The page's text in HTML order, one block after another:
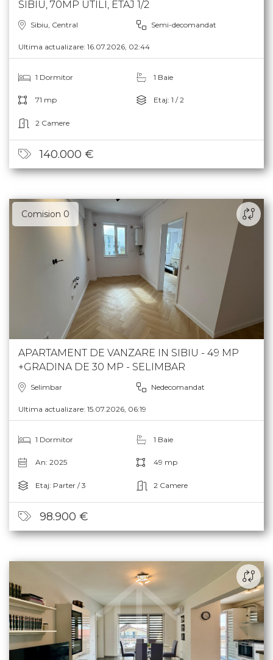
SIBIU, 70MP UTILI, ETAJ 1/2
Sibiu, Central Semi-decomandat
Ultima actualizare: 16.07.2026, 02:44
1 Dormitor 1 Baie
71 mp Etaj: 1 / 2
2 Camere
140.000 €
APARTAMENT DE VANZARE IN SIBIU - 49 MP
+GRADINA DE 30 MP - SELIMBAR
Selimbar Nedecomandat
Ultima actualizare: 15.07.2026, 06:19
1 Dormitor 1 Baie
An: 2025 49 mp
Etaj: Parter / 3 2 Camere
98.900 €
Comision 0